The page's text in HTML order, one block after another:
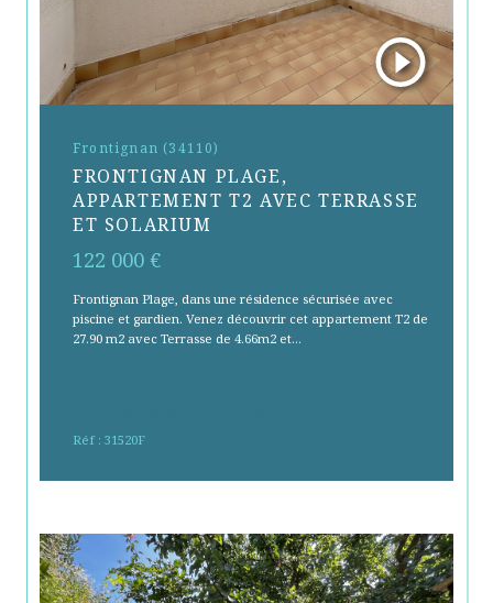
Frontignan (34110)
FRONTIGNAN PLAGE,
APPARTEMENT T2 AVEC TERRASSE
ET SOLARIUM
122 000 €
Frontignan Plage, dans une résidence sécurisée avec
piscine et gardien. Venez découvrir cet appartement T2 de
27.90 m2 avec Terrasse de 4.66m2 et...
Réf : 31520F